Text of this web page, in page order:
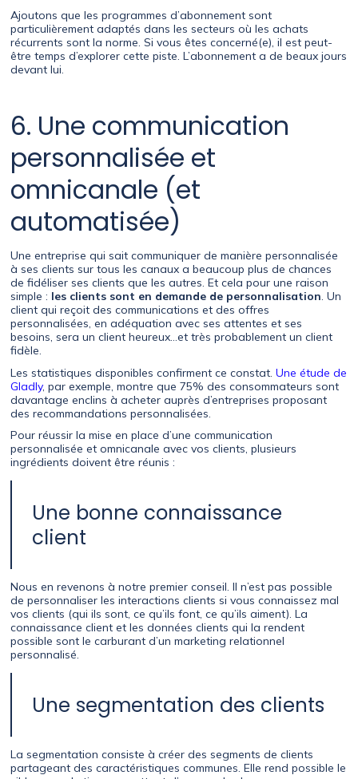
Ajoutons que les programmes d’abonnement sont
particulièrement adaptés dans les secteurs où les achats
récurrents sont la norme. Si vous êtes concerné(e), il est peut-
être temps d’explorer cette piste. L’abonnement a de beaux jours
devant lui.
6. Une communication
personnalisée et
omnicanale (et
automatisée)
Une entreprise qui sait communiquer de manière personnalisée
à ses clients sur tous les canaux a beaucoup plus de chances
de fidéliser ses clients que les autres. Et cela pour une raison
simple : les clients sont en demande de personnalisation. Un
client qui reçoit des communications et des offres
personnalisées, en adéquation avec ses attentes et ses
besoins, sera un client heureux…et très probablement un client
fidèle.
Les statistiques disponibles confirment ce constat.Une étude de
Gladly, par exemple, montre que 75% des consommateurs sont
davantage enclins à acheter auprès d’entreprises proposant
des recommandations personnalisées.
Pour réussir la mise en place d’une communication
personnalisée et omnicanale avec vos clients, plusieurs
ingrédients doivent être réunis :
Une bonne connaissance
client
Nous en revenons à notre premier conseil. Il n’est pas possible
de personnaliser les interactions clients si vous connaissez mal
vos clients (qui ils sont, ce qu’ils font, ce qu’ils aiment). La
connaissance client et les données clients qui la rendent
possible sont le carburant d’un marketing relationnel
personnalisé.
Une segmentation des clients
La segmentation consiste à créer des segments de clients
partageant des caractéristiques communes. Elle rend possible le